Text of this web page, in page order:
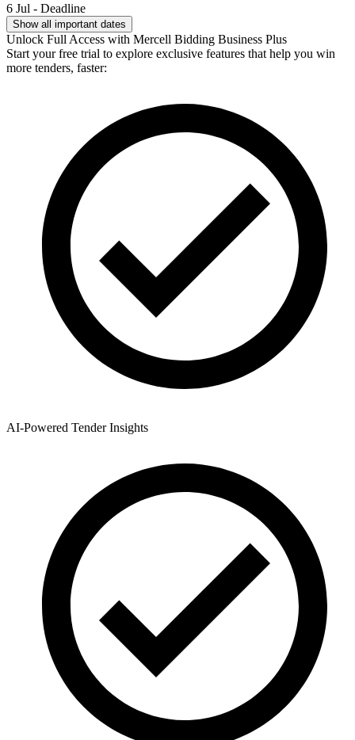
6 Jul - Deadline
Show all important dates
Unlock Full Access with Mercell Bidding Business Plus
Start your free trial to explore exclusive features that help you win
more tenders, faster:
AI-Powered Tender Insights